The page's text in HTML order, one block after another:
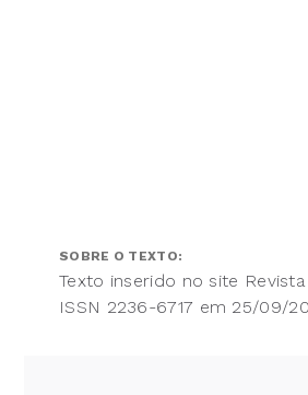
SOBRE O TEXTO:
Texto inserido no site
ISSN 2236-6717 em 25/09/